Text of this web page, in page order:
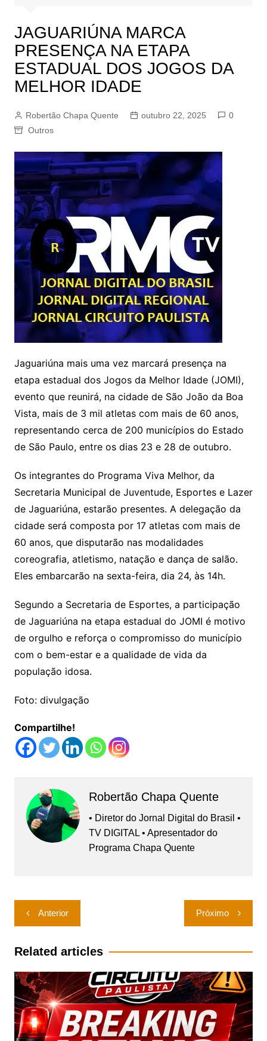
JAGUARIÚNA MARCA
PRESENÇA NA ETAPA
ESTADUAL DOS JOGOS DA
MELHOR IDADE
Robertão Chapa Quente outubro 22, 2025
0
Outros
Jaguariúna mais uma vez marcará presença na
etapa estadual dos Jogos da Melhor Idade (JOMI),
evento que reunirá, na cidade de São João da Boa
Vista, mais de 3 mil atletas com mais de 60 anos,
representando cerca de 200 municípios do Estado
de São Paulo, entre os dias 23 e 28 de outubro.
Os integrantes do Programa Viva Melhor, da
Secretaria Municipal de Juventude, Esportes e Lazer
de Jaguariúna, estarão presentes. A delegação da
cidade será composta por 17 atletas com mais de
60 anos, que disputarão nas modalidades
coreografia, atletismo, natação e dança de salão.
Eles embarcarão na sexta-feira, dia 24, às 14h.
Segundo a Secretaria de Esportes, a participação
de Jaguariúna na etapa estadual do JOMI é motivo
de orgulho e reforça o compromisso do município
com o bem-estar e a qualidade de vida da
população idosa.
Foto: divulgação
Compartilhe!
Robertão Chapa Quente
• Diretor do Jornal Digital do Brasil •
TV DIGITAL • Apresentador do
Programa Chapa Quente
Navegação
de
Post
Anterior Próximo
Related articles